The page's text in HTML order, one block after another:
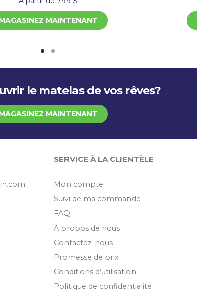
MAINTENANT
le matelas de vos rêves?
MAINTENANT
SERVICE À LA CLIENTÈLE
Mon compte
Suivi de ma commande
FAQ
À propos de nous
Contactez-nous
Promesse de prix
Conditions d’utilisation
Politique de confidentialité